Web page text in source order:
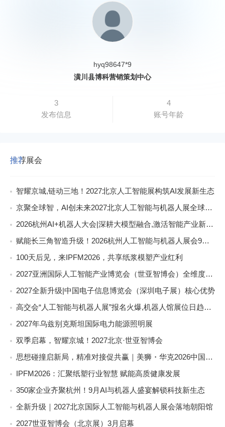
hyq98647*9
潢川县博科营销策划中心
3
发布信息
4
账号年龄
推荐展会
智耀京城,链动三地！2027北京人工智能展构筑AI发展新生态
京聚全球智，AI创未来2027北京人工智能与机器人展全球启动
2026杭州AI+机器人大会|深耕大模型融合,激活智能产业新动能
赋能长三角智造升级！2026杭州人工智能与机器人展会9月启幕
100天后见，来IPFM2026，共享纸浆模塑产业红利
2027亚洲国际人工智能产业博览会（世亚智博会）全维度介绍
2027全新升级|中国电子信息博览会（深圳电子展）核心优势
高交会“人工智能与机器人展”报名火爆,机器人馆展位日趋稀缺
2027年乌兹别克斯坦国际电力能源照明展
双季启幕，智耀京城！2027北京·世亚智博会
思想碰撞启新局，精准对接促共赢｜美狮・华克2026中国餐饮包装创新发展大会圆满收官
IPFM2026：汇聚纸塑行业智慧 赋能高质健康发展
350家企业齐聚杭州！9月AI与机器人盛宴解锁科技新生态
全新升级｜2027北京国际人工智能与机器人展会落地朝阳馆
2027世亚智博会（北京展）3月启幕